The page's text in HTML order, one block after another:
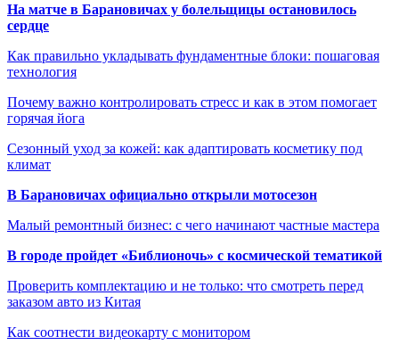
На матче в Барановичах у болельщицы остановилось
сердце
Как правильно укладывать фундаментные блоки: пошаговая
технология
Почему важно контролировать стресс и как в этом помогает
горячая йога
Сезонный уход за кожей: как адаптировать косметику под
климат
В Барановичах официально открыли мотосезон
Малый ремонтный бизнес: с чего начинают частные мастера
В городе пройдет «Библионочь» с космической тематикой
Проверить комплектацию и не только: что смотреть перед
заказом авто из Китая
Как соотнести видеокарту с монитором